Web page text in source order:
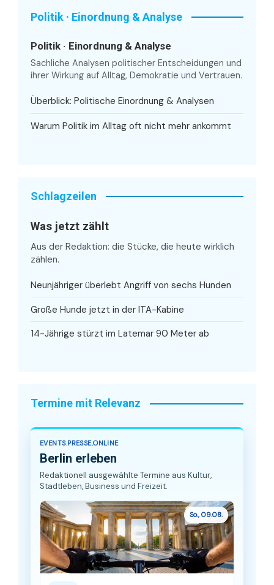
Politik · Einordnung & Analyse
Politik · Einordnung & Analyse
Sachliche Analysen politischer Entscheidungen und
ihrer Wirkung auf Alltag, Demokratie und Vertrauen.
Überblick: Politische Einordnung & Analysen
Warum Politik im Alltag oft nicht mehr ankommt
Schlagzeilen
Was jetzt zählt
Aus der Redaktion: die Stücke, die heute wirklich
zählen.
Neunjähriger überlebt Angriff von sechs Hunden
Große Hunde jetzt in der ITA-Kabine
14-Jährige stürzt im Latemar 90 Meter ab
Termine mit Relevanz
EVENTS.PRESSE.ONLINE
Berlin erleben
Redaktionell ausgewählte Termine aus Kultur,
Stadtleben, Business und Freizeit.
So., 09.08.